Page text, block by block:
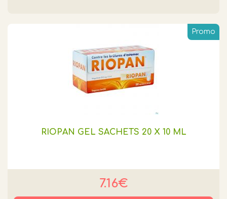
Promo
RIOPAN GEL SACHETS 20 X 10 ML
7.16€